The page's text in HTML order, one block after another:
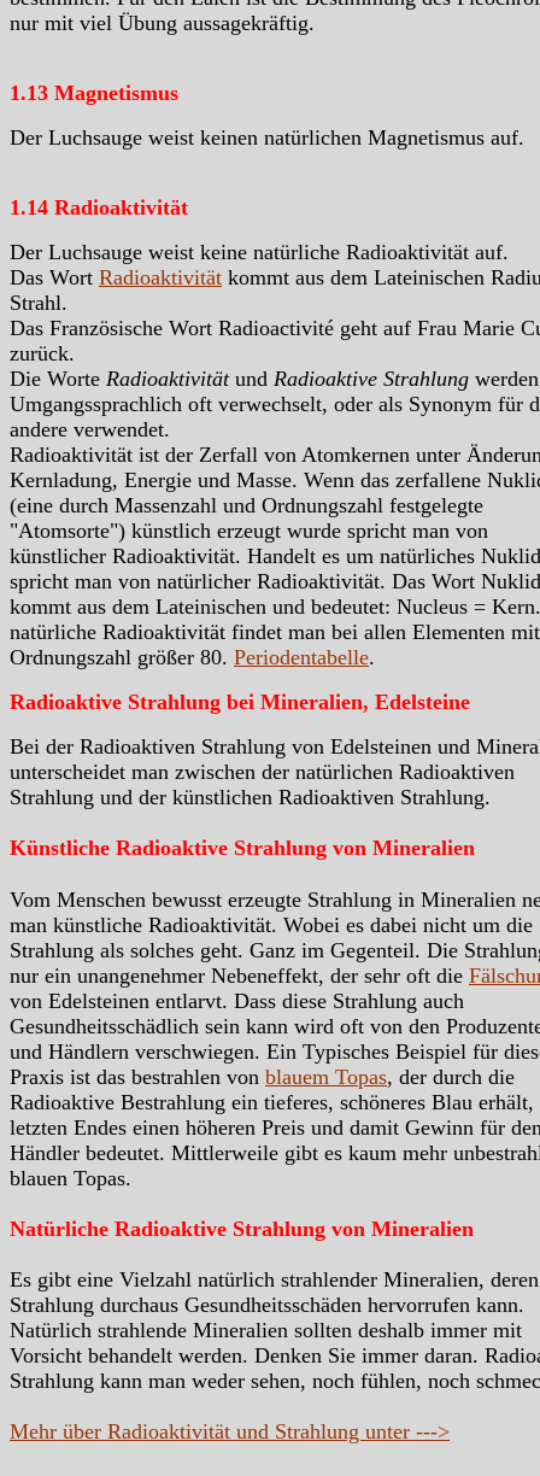
nur mit viel Übung aussagekräftig.
1.13 Magnetismus
Der Luchsauge weist keinen natürlichen Magnetismus auf.
1.14 Radioaktivität
Der Luchsauge weist keine natürliche Radioaktivität auf.
Das Wort Radioaktivität kommt aus dem Lateinischen
Strahl.
Das Französische Wort Radioactivité geht auf Frau Marie
zurück.
Die Worte Radioaktivitätund Radioaktive Strahlung werden
Umgangssprachlich oft verwechselt, oder als Synonym für
andere verwendet.
Radioaktivität ist der Zerfall von Atomkernen unter
Kernladung, Energie und Masse. Wenn das zerfallene
(eine durch Massenzahl und Ordnungszahl festgelegte
"Atomsorte") künstlich erzeugt wurde spricht man von
künstlicher Radioaktivität. Handelt es um natürliches Nuklid
spricht man von natürlicher Radioaktivität. Das Wort Nuklid
kommt aus dem Lateinischen und bedeutet: Nucleus =
natürliche Radioaktivität findet man bei allen Elementen
Ordnungszahl größer 80. Periodentabelle.
Radioaktive Strahlung bei Mineralien, Edelsteine
Bei der Radioaktiven Strahlung von Edelsteinen und
unterscheidet man zwischen der natürlichen Radioaktiven
Strahlung und der künstlichen Radioaktiven Strahlung.
Künstliche Radioaktive Strahlung von Mineralien
Vom Menschen bewusst erzeugte Strahlung in Mineralien
man künstliche Radioaktivität. Wobei es dabei nicht um die
Strahlung als solches geht. Ganz im Gegenteil. Die
nur ein unangenehmer Nebeneffekt, der sehr oft die
von Edelsteinen entlarvt. Dass diese Strahlung auch
Gesundheitsschädlich sein kann wird oft von den
und Händlern verschwiegen. Ein Typisches Beispiel für
Praxis ist das bestrahlen von blauem Topas, der durch die
Radioaktive Bestrahlung ein tieferes, schöneres Blau erhält,
letzten Endes einen höheren Preis und damit Gewinn für
Händler bedeutet. Mittlerweile gibt es kaum mehr
blauen Topas.
Natürliche Radioaktive Strahlung von Mineralien
Es gibt eine Vielzahl natürlich strahlender Mineralien, deren
Strahlung durchaus Gesundheitsschäden hervorrufen kann.
Natürlich strahlende Mineralien sollten deshalb immer mit
Vorsicht behandelt werden. Denken Sie immer daran.
Strahlung kann man weder sehen, noch fühlen, noch
Mehr über Radioaktivität und Strahlung unter --->